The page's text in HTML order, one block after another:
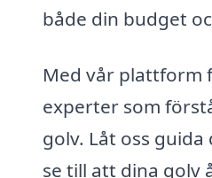
både din budget
Med vår plattform
experter som
golv. Låt oss
se till att dina golv